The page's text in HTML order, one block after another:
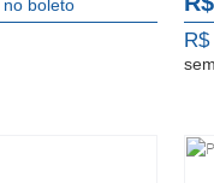
no boleto